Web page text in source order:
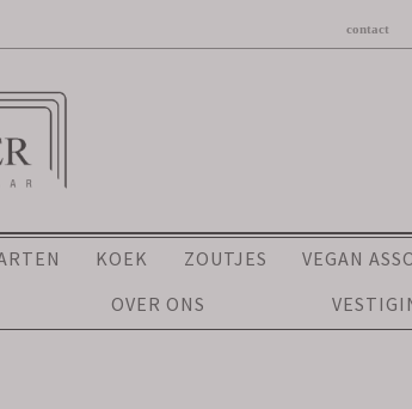
KOEK ZOUTJES
VEGAN
OVER ONS